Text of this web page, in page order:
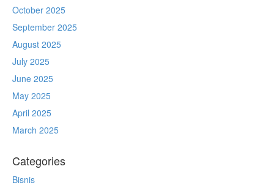
October 2025
September 2025
August 2025
July 2025
June 2025
May 2025
April 2025
March 2025
Categories
Bisnis